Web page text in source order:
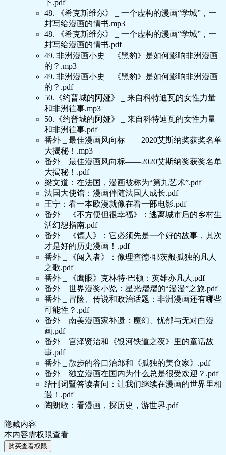
下.pdf
48. 《希克斯维尔》 _ 一个虚构的漫画“学城”，一
封写给漫画的情书.mp3
48. 《希克斯维尔》 _ 一个虚构的漫画“学城”，一
封写给漫画的情书.pdf
49. 非洲漫画小史 _ 《黑豹》是如何影响非洲漫画
的？.mp3
49. 非洲漫画小史 _ 《黑豹》是如何影响非洲漫画
的？.pdf
50.《约普城的阿娅》 _ 来自科特迪瓦的女性力量
和非洲往事.mp3
50.《约普城的阿娅》 _ 来自科特迪瓦的女性力量
和非洲往事.pdf
番外 _ 最佳漫画风向标——2020艾斯纳奖获奖名单
大揭秘！.mp3
番外 _ 最佳漫画风向标——2020艾斯纳奖获奖名单
大揭秘！.pdf
梁文道：在法国，漫画被称为“第九艺术”.pdf
法国大使馆：漫画伴随法国人成长.pdf
王宁：看一本欧漫就像在看一部电影.pdf
番外 _ 《不方便但很幸福》：逃离城市后的乡村生
活幻想指南.pdf
番外 _ 《镖人》：它必须先是一个好的故事，其次
才是好的历史漫画！.pdf
番外 _ 《闯入者》：像理查德·耶茨般孤独的凡人
之歌.pdf
番外 _ 《鹰眼》克林特·巴顿：英雄亦凡人.pdf
番外 _ 世界漫奖小览：星光熠熠的“漫漫”之旅.pdf
番外 _ 冒险、传说和政治话题：非洲漫画还有哪些
可能性？.pdf
番外 _ 南美漫画家补遗：魔幻、忧郁与无对白漫
画.pdf
番外 _ 宫泽贤治和《银河铁道之夜》里的童话故
事.pdf
番外 _ 散步的谷口治郎和《孤独的美食家》.pdf
番外 _ 独立漫画在国内为什么总是很受欢迎？.pdf
结刊词暨答读者问：让我们继续在漫画的世界里相
遇！.pdf
陶朗歌：看漫画，探历史，游世界.pdf
隐藏内容
本内容需权限查看
购买查看权限